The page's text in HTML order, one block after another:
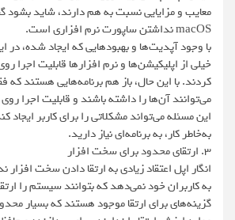
معایب و مزایایی نسبت به هم دارند، شاید بشود
macOS نداشتن ساپورت نرم افزاری است.
با وجود آپدیت‌ها و بهبودهایی که ایجاد شده، در
خیلی از اپلیکیشن‌ها و نرم افزارها قابلیت اجرا
کردند. با این حال، باز هم برنامه‌هایی هستند که
می‌توانند آن‌ها را داشته باشند و قابلیت اجرا
این مسئله می‌تواند مشکلاتی را برای کاربر
به‌خاطر کار، به برنامه‌ای نیاز دارید.
۳. ارتقای محدود برای سخت افزار
انگار اپل اعتقاد زیادی به ارتقا دادن سخت افزار
به کاربران خود نمی‌دهد که بتوانند سیستم را
گزینه‌های برای ارتقا موجود هستند که بسیار